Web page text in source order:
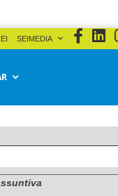
SEIMEDIA